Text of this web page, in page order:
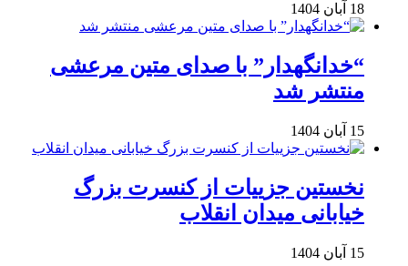
18 آبان 1404
“خدانگهدار” با صدای متین مرعشی
منتشر شد
15 آبان 1404
نخستین جزییات از کنسرت بزرگ
خیابانی میدان انقلاب
15 آبان 1404